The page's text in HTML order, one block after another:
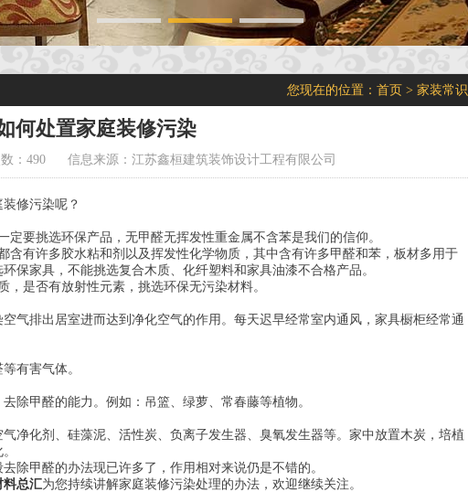
您现在的位置： 首页 > 家装常识
何处置家庭装修污染
：490 信息来源：江苏鑫桓建筑装饰设计工程有限公司
修污染呢？
要挑选环保产品，无甲醛无挥发性重金属不含苯是我们的信仰。
含有许多胶水粘和剂以及挥发性化学物质，其中含有许多甲醛和苯，板材多用于
保家具，不能挑选复合木质、化纤塑料和家具油漆不合格产品。
是否有放射性元素，挑选环保无污染材料。
气排出居室进而达到净化空气的作用。每天迟早经常室内通风，家具橱柜经常通
有害气体。
除甲醛的能力。例如：吊篮、绿萝、常春藤等植物。
净化剂、硅藻泥、活性炭、负离子发生器、臭氧发生器等。家中放置木炭，培植
除甲醛的办法现已许多了，作用相对来说仍是不错的。
料总汇为您持续讲解家庭装修污染处理的办法，欢迎继续关注。